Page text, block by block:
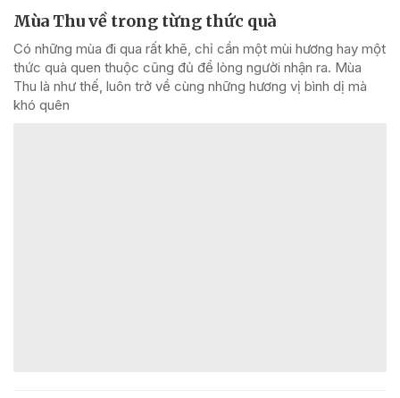
Mùa Thu về trong từng thức quà
Có những mùa đi qua rất khẽ, chỉ cần một mùi hương hay một
thức quà quen thuộc cũng đủ để lòng người nhận ra. Mùa
Thu là như thế, luôn trở về cùng những hương vị bình dị mà
khó quên